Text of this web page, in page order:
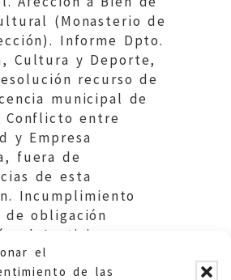
el
de las
(Monasterio de
Informe Dpto.
Cultura y Deporte,
recurso de
municipal de
Conflicto entre
y Empresa
fuera de
de esta
Incumplimiento
de obligación
al Justicia.
de Zaragoza.